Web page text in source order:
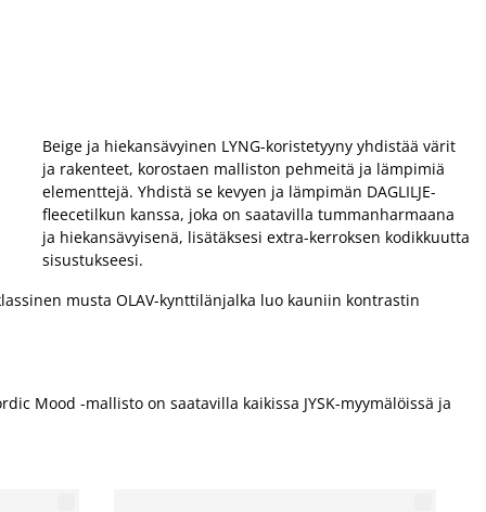
Beige ja hiekansävyinen LYNG-koristetyyny yhdistää värit
ja rakenteet, korostaen malliston pehmeitä ja lämpimiä
elementtejä. Yhdistä se kevyen ja lämpimän DAGLILJE-
fleecetilkun kanssa, joka on saatavilla tummanharmaana
ja hiekansävyisenä, lisätäksesi extra-kerroksen kodikkuutta
sisustukseesi.
musta OLAV-kynttilänjalka luo kauniin kontrastin
Mood -mallisto on saatavilla kaikissa JYSK-myymälöissä ja